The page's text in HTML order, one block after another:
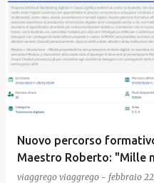
Nuovo percorso
Maestro Roberto: "Mille
viaggrego viaggrego - febbraio